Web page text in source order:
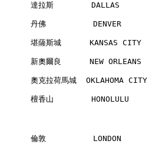
達拉斯        DALLAS
丹佛          DENVER
堪薩斯城      KANSAS
新奧爾良      NEW
奧克拉荷馬城
檀香山        HONOLULU
倫敦          LONDON